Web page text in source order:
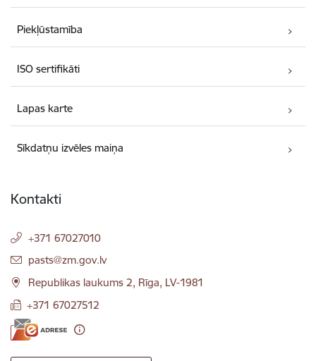
Piekļūstamība
ISO sertifikāti
Lapas karte
Sīkdatņu izvēles maiņa
Kontakti
+371 67027010
E-pasts:
pasts@zm.gov.lv
Republikas laukums 2, Rīga, LV-1981
+371 67027512